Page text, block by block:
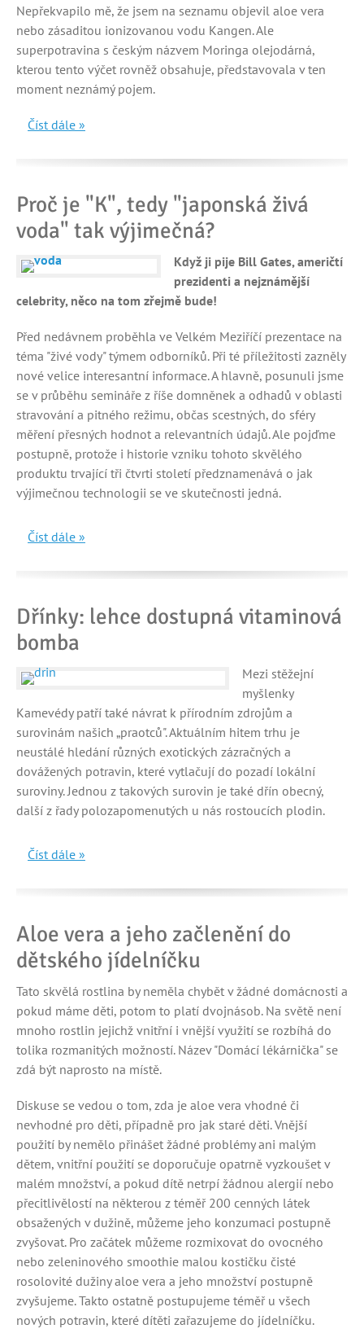
Nepřekvapilo mě, že jsem na seznamu objevil aloe vera
nebo zásaditou ionizovanou vodu Kangen. Ale
superpotravina s českým názvem Moringa olejodárná,
kterou tento výčet rovněž obsahuje, představovala v ten
moment neznámý pojem.
Číst dále »
Proč je "K", tedy "japonská živá
voda" tak výjimečná?
Když ji pije Bill Gates, američtí
prezidenti a nejznámější
celebrity, něco na tom zřejmě bude!
Před nedávnem proběhla ve Velkém Meziříčí prezentace na
téma "živé vody" týmem odborníků. Při té příležitosti zazněly
nové velice interesantní informace. A hlavně, posunuli jsme
se v průběhu semináře z říše domněnek a odhadů v oblasti
stravování a pitného režimu, občas scestných, do sféry
měření přesných hodnot a relevantních údajů. Ale pojďme
postupně, protože i historie vzniku tohoto skvělého
produktu trvající tři čtvrti století předznamenává o jak
výjimečnou technologii se ve skutečnosti jedná.
Číst dále »
Dřínky: lehce dostupná vitaminová
bomba
Mezi stěžejní
myšlenky
Kamevédy patří také návrat k přírodním zdrojům a
surovinám našich „praotců". Aktuálním hitem trhu je
neustálé hledání různých exotických zázračných a
dovážených potravin, které vytlačují do pozadí lokální
suroviny. Jednou z takových surovin je také dřín obecný,
další z řady polozapomenutých u nás rostoucích plodin.
Číst dále »
Aloe vera a jeho začlenění do
dětského jídelníčku
Tato skvělá rostlina by neměla chybět v žádné domácnosti a
pokud máme děti, potom to platí dvojnásob. Na světě není
mnoho rostlin jejichž vnitřní i vnější využití se rozbíhá do
tolika rozmanitých možností. Název "Domácí lékárnička" se
zdá být naprosto na místě.
Diskuse se vedou o tom, zda je aloe vera vhodné či
nevhodné pro děti, případně pro jak staré děti. Vnější
použití by nemělo přinášet žádné problémy ani malým
dětem, vnitřní použití se doporučuje opatrně vyzkoušet v
malém množství, a pokud dítě netrpí žádnou alergií nebo
přecitlivělostí na některou z téměř 200 cenných látek
obsažených v dužině, můžeme jeho konzumaci postupně
zvyšovat. Pro začátek můžeme rozmixovat do ovocného
nebo zeleninového smoothie malou kostičku čisté
rosolovité dužiny aloe vera a jeho množství postupně
zvyšujeme. Takto ostatně postupujeme téměř u všech
nových potravin, které dítěti zařazujeme do jídelníčku.